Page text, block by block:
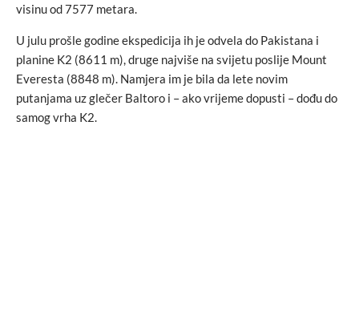
visinu od 7577 metara.
U julu prošle godine ekspedicija ih je odvela do Pakistana i
planine K2 (8611 m), druge najviše na svijetu poslije Mount
Everesta (8848 m). Namjera im je bila da lete novim
putanjama uz glečer Baltoro i – ako vrijeme dopusti – dođu do
samog vrha K2.